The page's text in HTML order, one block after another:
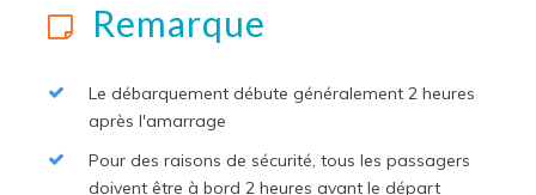
Remarque
Le débarquement débute généralement 2 heures
après l'amarrage
Pour des raisons de sécurité, tous les passagers
doivent être à bord 2 heures avant le départ